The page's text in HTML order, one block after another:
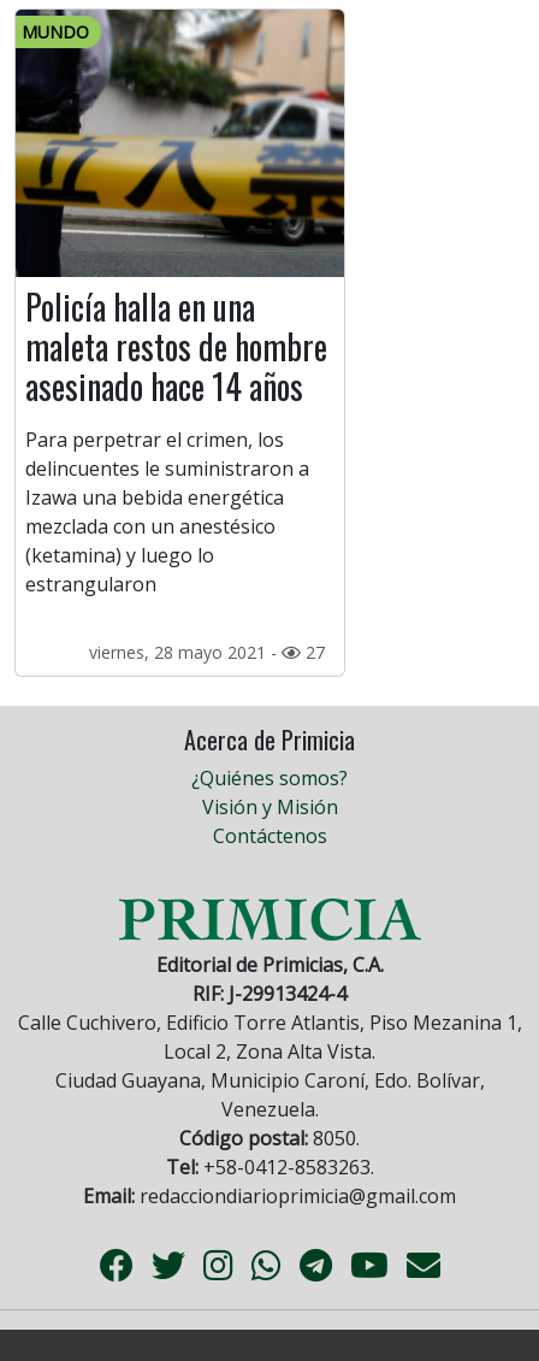
MUNDO
Policía halla en una
maleta restos de hombre
asesinado hace 14 años
Para perpetrar el crimen, los
delincuentes le suministraron a
Izawa una bebida energética
mezclada con un anestésico
(ketamina) y luego lo
estrangularon
viernes, 28 mayo 2021 - 27
Acerca de Primicia
¿Quiénes somos?
Visión y Misión
Contáctenos
Editorial de Primicias, C.A.
RIF: J-29913424-4
Calle Cuchivero, Edificio Torre Atlantis, Piso Mezanina 1,
Local 2, Zona Alta Vista.
Ciudad Guayana, Municipio Caroní, Edo. Bolívar,
Venezuela.
Código postal:8050.
Tel:+58-0412-8583263.
Email: redacciondiarioprimicia@gmail.com